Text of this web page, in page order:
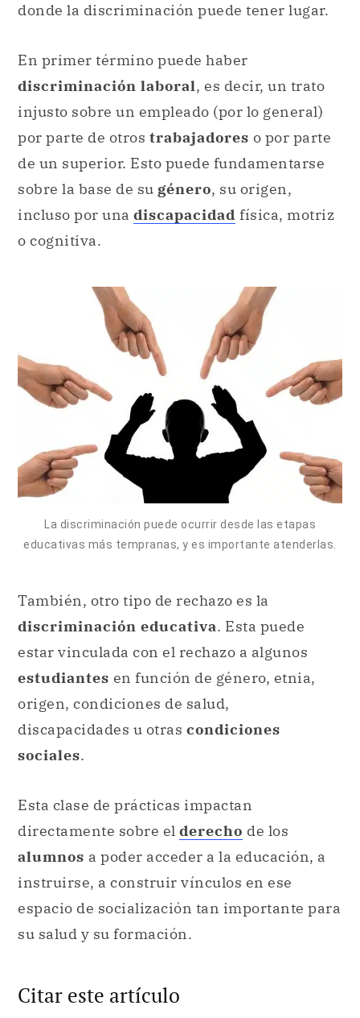
donde la discriminación puede tener lugar.
En primer término puede haber
discriminación laboral, es decir, un trato
injusto sobre un empleado (por lo general)
por parte de otros trabajadores o por parte
de un superior. Esto puede fundamentarse
sobre la base de su género, su origen,
incluso por una discapacidad física, motriz
o cognitiva.
La discriminación puede ocurrir desde las etapas
educativas más tempranas, y es importante atenderlas.
También, otro tipo de rechazo es la
discriminación educativa. Esta puede
estar vinculada con el rechazo a algunos
estudiantes en función de género, etnia,
origen, condiciones de salud,
discapacidades u otras condiciones
sociales.
Esta clase de prácticas impactan
directamente sobre el derecho de los
alumnos a poder acceder a la educación, a
instruirse, a construir vínculos en ese
espacio de socialización tan importante para
su salud y su formación.
Citar este artículo